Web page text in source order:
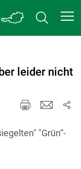
leider nicht
"Grün“-